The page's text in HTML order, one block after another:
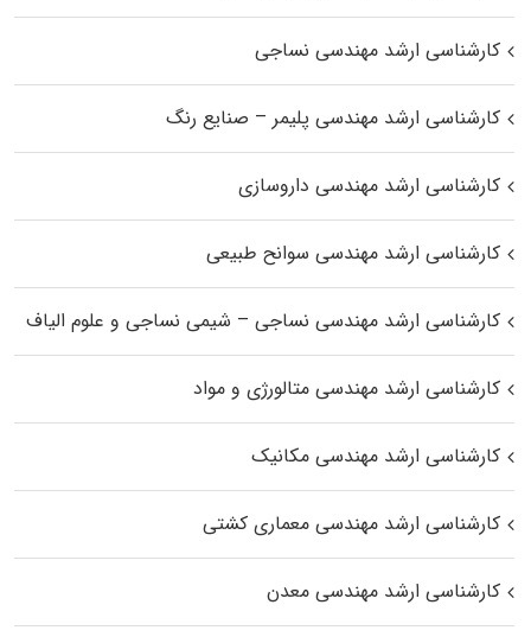
کارشناسی ارشد مهندسی نساجی
کارشناسی ارشد مهندسی پلیمر – صنایع رنگ
کارشناسی ارشد مهندسی داروسازی
کارشناسی ارشد مهندسی سوانح طبیعی
کارشناسی ارشد مهندسی نساجی – شیمی نساجی و علوم الیاف
کارشناسی ارشد مهندسی متالورژی و مواد
کارشناسی ارشد مهندسی مکانیک
کارشناسی ارشد مهندسی معماری کشتی
کارشناسی ارشد مهندسی معدن